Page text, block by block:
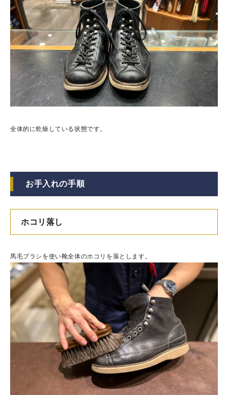
全体的に乾燥している状態です。
お手入れの手順
ホコリ落し
馬毛ブラシを使い靴全体のホコリを落とします。